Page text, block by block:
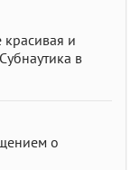
и
в
о